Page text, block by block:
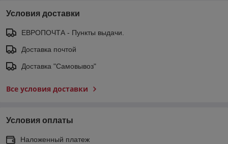
Условия доставки
ЕВРОПОЧТА - Пункты выдачи.
Доставка почтой
Доставка "Самовывоз"
Все условия доставки
Условия оплаты
Наложенный платеж